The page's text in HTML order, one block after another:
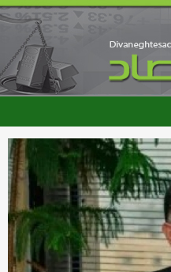
رفتن
محتوای
اصلی